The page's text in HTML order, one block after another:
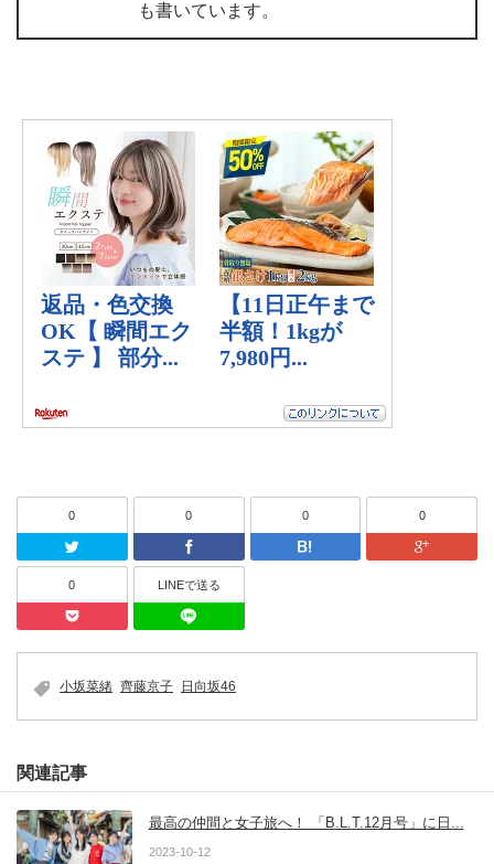
も書いています。
0
Twitter
0
Facebook
0
はてなブッ
0
0
Pocket
LINEで送る
小坂菜緒 齊藤京子 日向坂46
関連記事
最高の仲間と女子旅へ！ 「B.L.T.12月号」に日...
2023-10-12